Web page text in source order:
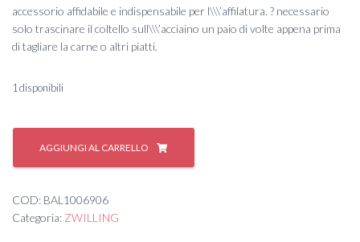
accessorio affidabile e indispensabile per l\\\’affilatura. ? necessario
solo trascinare il coltello sull\\\’acciaino un paio di volte appena prima
di tagliare la carne o altri piatti.
1 disponibili
ZW
Acciaino
cromato
cm
quantità
AGGIUNGI AL CARRELLO
COD: BAL1006906
Categoria: ZWILLING